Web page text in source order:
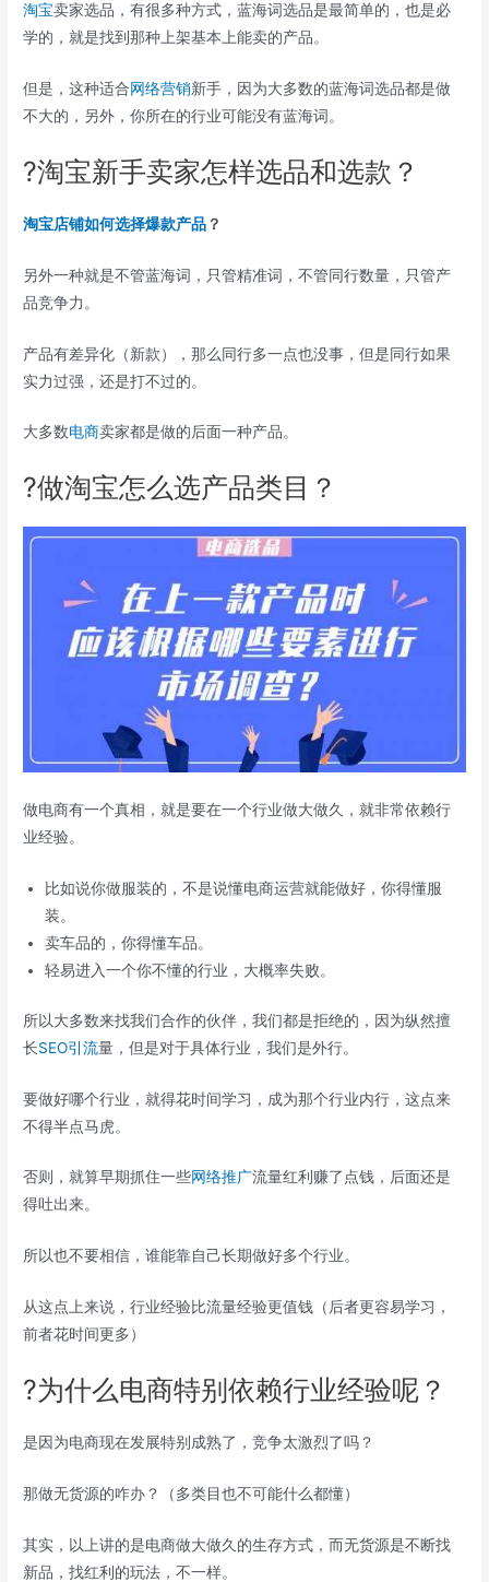
淘宝卖家选品，有很多种方式，蓝海词选品是最简单的，也是必
学的，就是找到那种上架基本上能卖的产品。
但是，这种适合网络营销新手，因为大多数的蓝海词选品都是做
不大的，另外，你所在的行业可能没有蓝海词。
?淘宝新手卖家怎样选品和选款？
淘宝店铺如何选择爆款产品 ？
另外一种就是不管蓝海词，只管精准词，不管同行数量，只管产
品竞争力。
产品有差异化（新款），那么同行多一点也没事，但是同行如果
实力过强，还是打不过的。
大多数电商卖家都是做的后面一种产品。
?做淘宝怎么选产品类目？
做电商有一个真相，就是要在一个行业做大做久，就非常依赖行
业经验。
比如说你做服装的，不是说懂电商运营就能做好，你得懂服
装。
卖车品的，你得懂车品。
轻易进入一个你不懂的行业，大概率失败。
所以大多数来找我们合作的伙伴，我们都是拒绝的，因为纵然擅
长SEO引流量，但是对于具体行业，我们是外行。
要做好哪个行业，就得花时间学习，成为那个行业内行，这点来
不得半点马虎。
否则，就算早期抓住一些网络推广流量红利赚了点钱，后面还是
得吐出来。
所以也不要相信，谁能靠自己长期做好多个行业。
从这点上来说，行业经验比流量经验更值钱（后者更容易学习，
前者花时间更多）
?为什么电商特别依赖行业经验呢？
是因为电商现在发展特别成熟了，竞争太激烈了吗？
那做无货源的咋办？（多类目也不可能什么都懂）
其实，以上讲的是电商做大做久的生存方式，而无货源是不断找
新品，找红利的玩法，不一样。